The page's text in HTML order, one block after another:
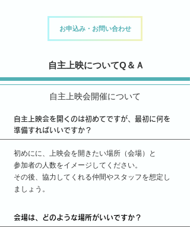
お申込み・お問い合わせ
自主上映についてQ＆Ａ
自主上映会開催について
自主上映会を開くのは初めてですが、最初に何を
準備すればいいですか？
初めにに、上映会を開きたい場所（会場）と
参加者の人数をイメージしてください。
その後、協力してくれる仲間やスタッフを想定し
ましょう。
会場は、どのような場所がいいですか？